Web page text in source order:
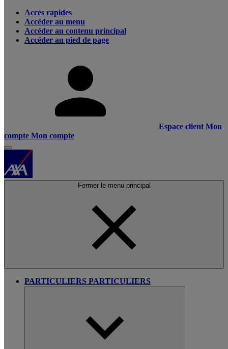
Accès rapides
Accéder au menu
Accéder au contenu principal
Accéder au pied de page
Espace client Mon
compte Mon compte
Fermer le menu principal
PARTICULIERS PARTICULIERS